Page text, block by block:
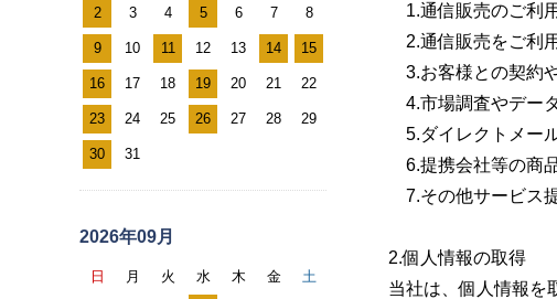
1.通信販売のご利
2.通信販売をご利
3.お客様との契約
4.市場調査やデー
5.ダイレクトメー
6.提携会社等の商
7.その他サービス
2.個人情報の取得
当社は、個人情報を
ル
カ
レ
ン
ダ
ー
2 3 4 5 6 7 8
9 10 11 12 13 14 15
16 17 18 19 20 21 22
23 24 25 26 27 28 29
30 31
2026年09月
日 月 火 水 木 金
土